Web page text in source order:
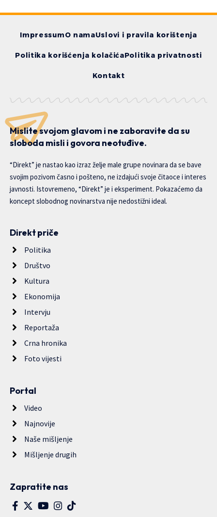
ImpressumO namaUslovi i pravila korištenja
Politika korišćenja kolačićaPolitika privatnosti
Kontakt
Mislite svojom glavom i ne zaboravite da su
sloboda misli i govora neotuđive.
“Direkt” je nastao kao izraz želje male grupe novinara da se bave
svojim pozivom časno i pošteno, ne izdajući svoje čitaoce i interes
javnosti. Istovremeno, “Direkt” je i eksperiment. Pokazaćemo da
koncept slobodnog novinarstva nije nedostižni ideal.
Direkt priče
Politika
Društvo
Kultura
Ekonomija
Intervju
Reportaža
Crna hronika
Foto vijesti
Portal
Video
Najnovije
Naše mišljenje
Mišljenje drugih
Zapratite nas